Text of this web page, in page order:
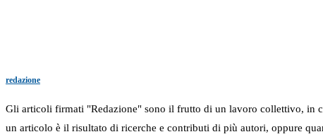
redazione
Gli articoli firmati "Redazione" sono il frutto di un lavoro collettivo, in
un articolo è il risultato di ricerche e contributi di più autori, oppure